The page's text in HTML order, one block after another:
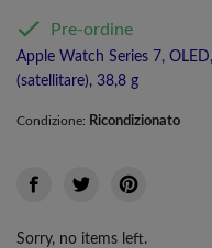
 Pre-ordine
Apple Watch Series 7,
(satellitare), 38,8 g
Condizione: Ricondizionato
Sorry, no items left.